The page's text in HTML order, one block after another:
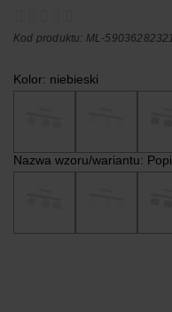
Kod produktu: ML-
Kolor: niebieski
Nazwa wzoru/wariantu: